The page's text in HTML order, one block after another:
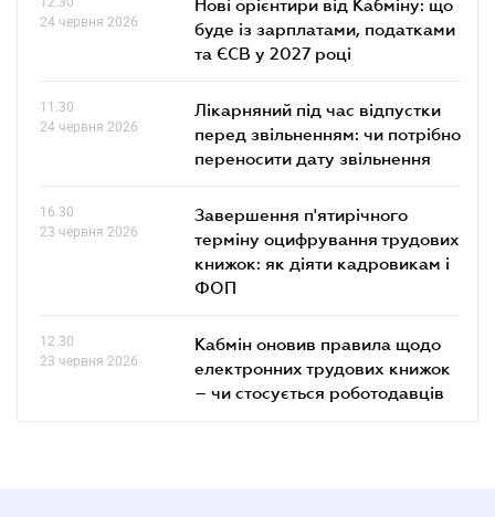
24 червня 2026
Нові орієнтири від Кабміну: що
буде із зарплатами, податками
та ЄСВ у 2027 році
11.30
24 червня 2026
Лікарняний під час відпустки
перед звільненням: чи потрібно
переносити дату звільнення
16.30
23 червня 2026
Завершення п'ятирічного
терміну оцифрування трудових
книжок: як діяти кадровикам і
ФОП
12.30
23 червня 2026
Кабмін оновив правила щодо
електронних трудових книжок
– чи стосується роботодавців